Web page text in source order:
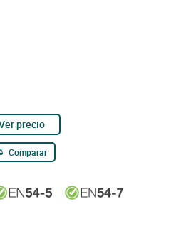
precio
Comparar